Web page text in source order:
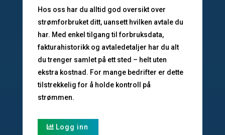
Hos oss har du alltid god oversikt over
strømforbruket ditt, uansett hvilken avtale du
har. Med enkel tilgang til forbruksdata,
fakturahistorikk og avtaledetaljer har du alt
du trenger samlet på ett sted – helt uten
ekstra kostnad. For mange bedrifter er dette
tilstrekkelig for å holde kontroll på
strømmen.
Logg inn